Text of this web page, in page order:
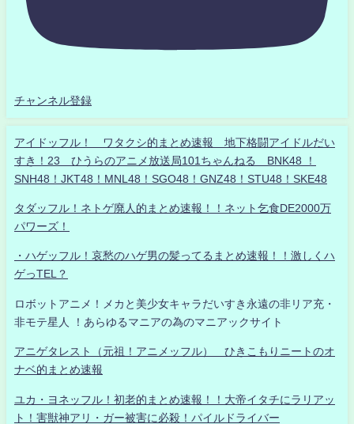
チャンネル登録
アイドッフル！ ワタクシ的まとめ速報 地下格闘アイドルだい
すき！23 ひうらのアニメ放送局101ちゃんねる BNK48 ！
SNH48！JKT48！MNL48！SGO48！GNZ48！STU48！SKE48
タダッフル！ネトゲ廃人的まとめ速報！！ネット乞食DE2000万
パワーズ！
・ハゲッフル！哀愁のハゲ男の髪ってるまとめ速報！！激しくハ
ゲっTEL？
ロボットアニメ！メカと美少女キャラだいすき永遠の非リア充・
非モテ星人 ！あらゆるマニアの為のマニアックサイト
アニゲタレスト（元祖！アニメッフル） ひきこもりニートのオ
ナベ的まとめ速報
ユカ・ヨネッフル！初老的まとめ速報！！大帝イタチにラリアッ
ト！害獣神アリ・ガー被害に必殺！パイルドライバー